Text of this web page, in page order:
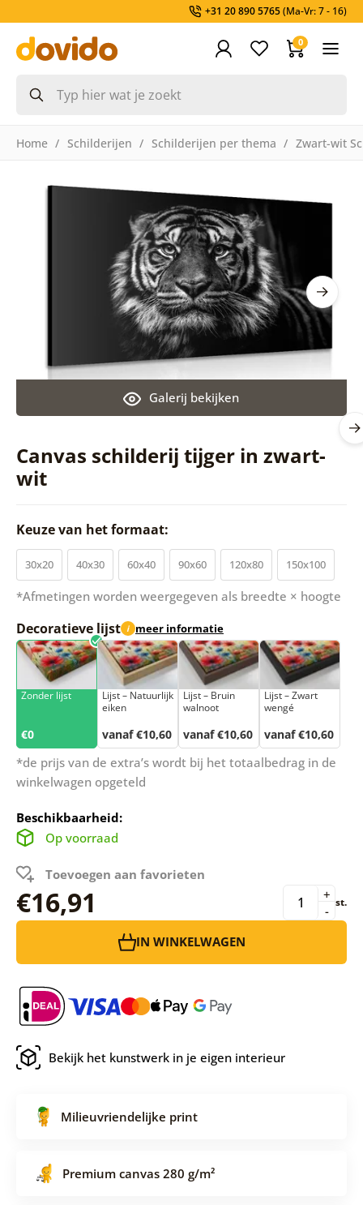
+31 20 890 5765(Ma-Vr: 7 - 16)
0
Home Schilderijen Schilderijen per thema Zwart-wit
Canvas schilderij tijger in zwart-
wit
Galerij bekijken
Keuze van het formaat:
30x20 40x30 60x40 90x60 120x80 150x100
*Afmetingen worden weergegeven als breedte × hoogte
Decoratieve lijst i meer informatie
Zonder lijst
€0
Lijst – Natuurlijk
eiken
vanaf €10,60
Lijst – Bruin
walnoot
vanaf €10,60
Lijst – Zwart
wengé
vanaf €10,60
*de prijs van de extra’s wordt bij het totaalbedrag in de
winkelwagen opgeteld
Beschikbaarheid:
Op voorraad
Toevoegen aan favorieten
€16,91 -
+ st.
IN WINKELWAGEN
Bekijk het kunstwerk in je eigen interieur
Milieuvriendelijke print
Premium canvas 280 g/m²